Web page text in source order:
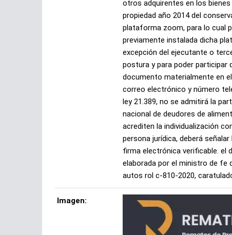
otros adquirentes en los
propiedad año 2014 del
plataforma zoom, para lo cual
previamente instalada dicha
excepción del ejecutante o
postura y para poder participar
documento materialmente en
correo electrónico y número
ley 21.389, no se admitirá la
nacional de deudores de
acrediten la individualización
persona jurídica, deberá
firma electrónica verificable. el
elaborada por el ministro de fe
autos rol c-810-2020,
Imagen: